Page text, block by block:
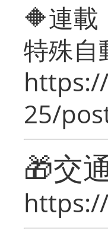
🔶連
特殊自
25/
🎁交